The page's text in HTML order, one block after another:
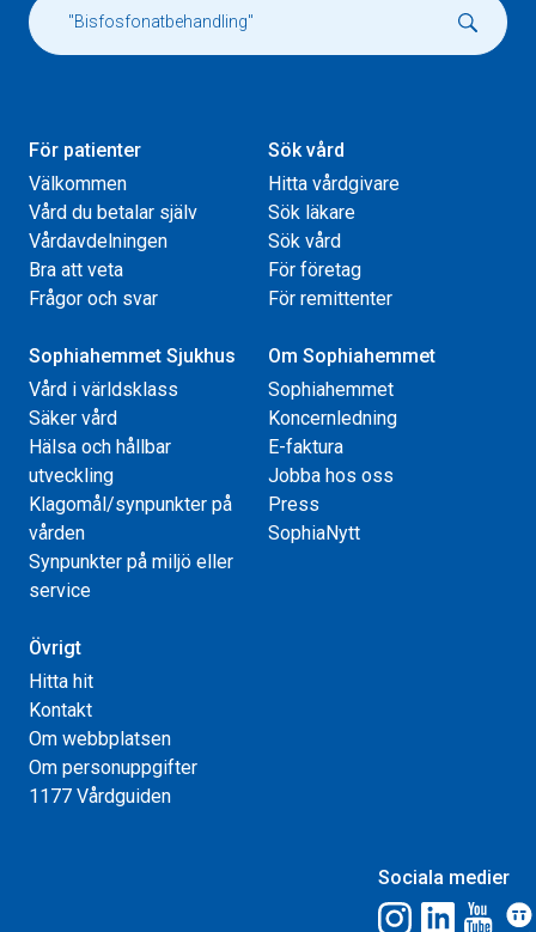
För patienter
Välkommen
Vård du betalar själv
Vårdavdelningen
Bra att veta
Frågor och svar
Sök vård
Hitta vårdgivare
Sök läkare
Sök vård
För företag
För remittenter
Sophiahemmet Sjukhus
Vård i världsklass
Säker vård
Hälsa och hållbar
utveckling
Klagomål/synpunkter på
vården
Synpunkter på miljö eller
service
Om Sophiahemmet
Sophiahemmet
Koncernledning
E-faktura
Jobba hos oss
Press
SophiaNytt
Övrigt
Hitta hit
Kontakt
Om webbplatsen
Om personuppgifter
1177 Vårdguiden
Sociala medier